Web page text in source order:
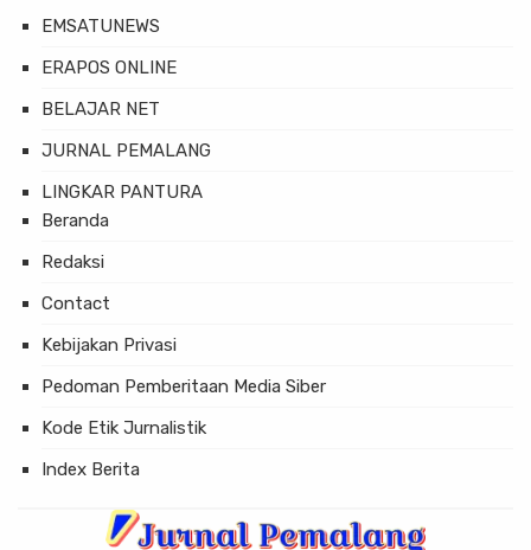
EMSATUNEWS
ERAPOS ONLINE
BELAJAR NET
JURNAL PEMALANG
LINGKAR PANTURA
Beranda
Redaksi
Contact
Kebijakan Privasi
Pedoman Pemberitaan Media Siber
Kode Etik Jurnalistik
Index Berita